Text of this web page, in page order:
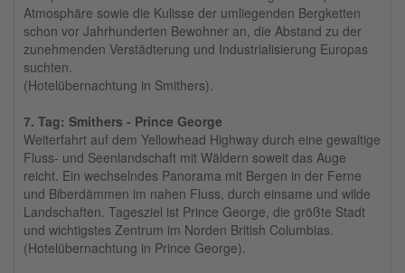
Atmosphäre sowie die Kulisse der umliegenden Bergketten
schon vor Jahrhunderten Bewohner an, die Abstand zu der
zunehmenden Verstädterung und Industrialisierung Europas
suchten.
(Hotelübernachtung in Smithers).
7. Tag: Smithers - Prince George
Weiterfahrt auf dem Yellowhead Highway durch eine gewaltige
Fluss- und Seenlandschaft mit Wäldern soweit das Auge
reicht. Ein wechselndes Panorama mit Bergen in der Ferne
und Biberdämmen im nahen Fluss, durch einsame und wilde
Landschaften. Tagesziel ist Prince George, die größte Stadt
und wichtigstes Zentrum im Norden British Columbias.
(Hotelübernachtung in Prince George).